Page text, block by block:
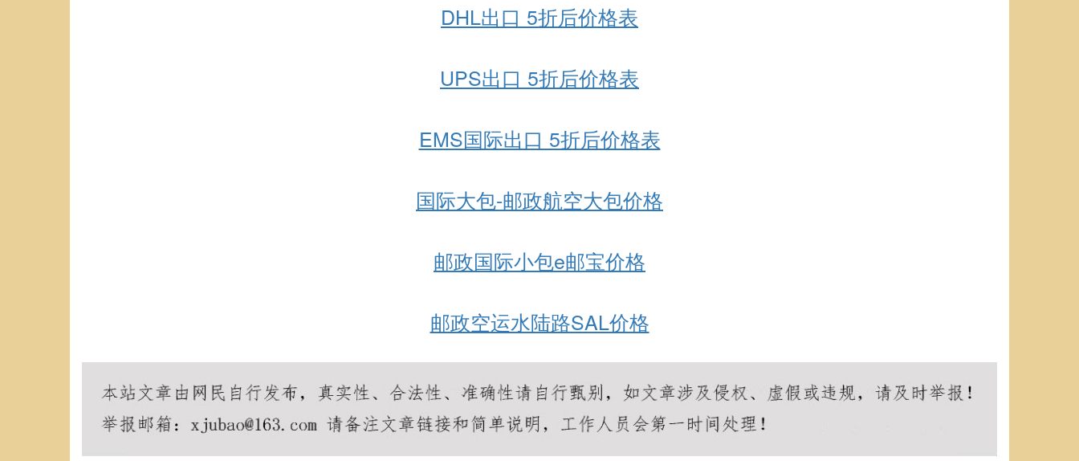
DHL出口 5折后价格表
UPS出口 5折后价格表
EMS国际出口 5折后价格表
国际大包-邮政航空大包价格
邮政国际小包e邮宝价格
邮政空运水陆路SAL价格